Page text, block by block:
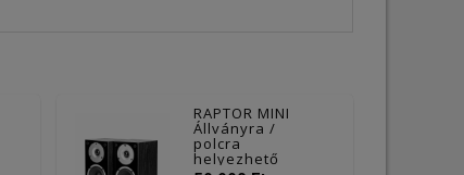
RAPTOR MINI
Állványra /
polcra
helyezhető